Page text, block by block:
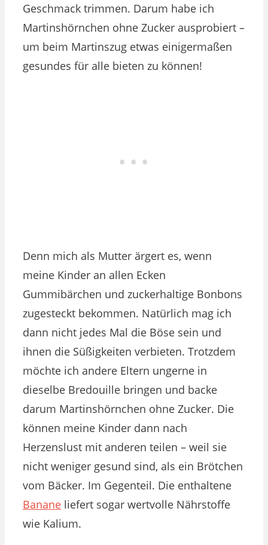
Geschmack trimmen. Darum habe ich
Martinshörnchen ohne Zucker ausprobiert –
um beim Martinszug etwas einigermaßen
gesundes für alle bieten zu können!
Denn mich als Mutter ärgert es, wenn
meine Kinder an allen Ecken
Gummibärchen und zuckerhaltige Bonbons
zugesteckt bekommen. Natürlich mag ich
dann nicht jedes Mal die Böse sein und
ihnen die Süßigkeiten verbieten. Trotzdem
möchte ich andere Eltern ungerne in
dieselbe Bredouille bringen und backe
darum Martinshörnchen ohne Zucker. Die
können meine Kinder dann nach
Herzenslust mit anderen teilen – weil sie
nicht weniger gesund sind, als ein Brötchen
vom Bäcker. Im Gegenteil. Die enthaltene
Banane liefert sogar wertvolle Nährstoffe
wie Kalium.